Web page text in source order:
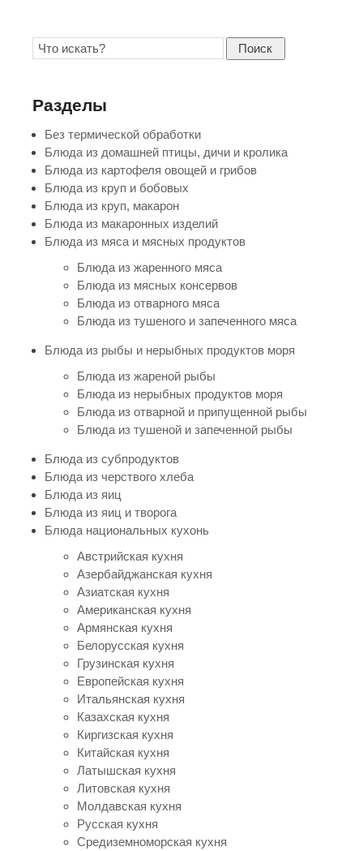
Поиск
Разделы
Без термической обработки
Блюда из домашней птицы, дичи и кролика
Блюда из картофеля овощей и грибов
Блюда из круп и бобовых
Блюда из круп, макарон
Блюда из макаронных изделий
Блюда из мяса и мясных продуктов
Блюда из жаренного мяса
Блюда из мясных консервов
Блюда из отварного мяса
Блюда из тушеного и запеченного мяса
Блюда из рыбы и нерыбных продуктов моря
Блюда из жареной рыбы
Блюда из нерыбных продуктов моря
Блюда из отварной и припущенной рыбы
Блюда из тушеной и запеченной рыбы
Блюда из субпродуктов
Блюда из черствого хлеба
Блюда из яиц
Блюда из яиц и творога
Блюда национальных кухонь
Австрийская кухня
Азербайджанская кухня
Азиатская кухня
Американская кухня
Армянская кухня
Белорусская кухня
Грузинская кухня
Европейская кухня
Итальянская кухня
Казахская кухня
Киргизская кухня
Китайская кухня
Латышская кухня
Литовская кухня
Молдавская кухня
Русская кухня
Средиземноморская кухня